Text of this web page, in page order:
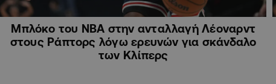
Μπλόκο του ΝΒΑ στην ανταλλαγή Λέοναρντ
στους Ράπτορς λόγω ερευνών για σκάνδαλο
των Κλίπερς